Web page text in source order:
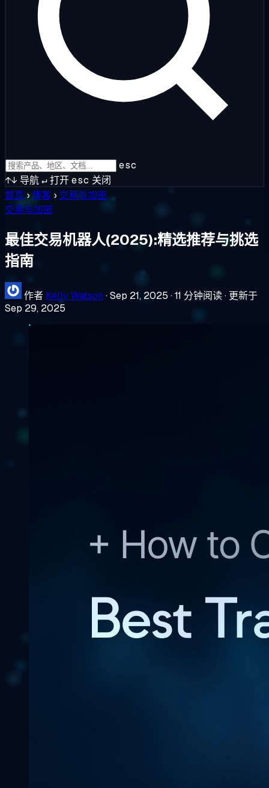
esc
↑↓ 导航↵打开esc 关闭
首页 ›博客 › 交易与加密
交易与加密
最佳交易机器人(2025):精选推荐与挑选
指南
作者 Kelly Watson ·Sep 21, 2025 ·11 分钟阅读· 更新于
Sep 29, 2025